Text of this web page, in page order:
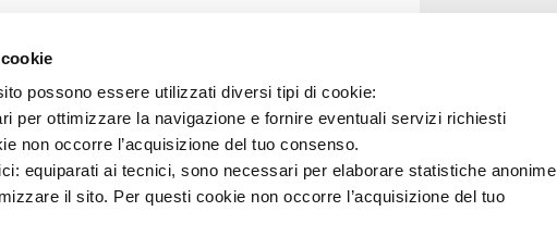
possono essere utilizzati diversi tipi di cookie:
per ottimizzare la navigazione e fornire eventuali servizi richiesti
non occorre l’acquisizione del tuo consenso.
equiparati ai tecnici, sono necessari per elaborare statistiche anonime
il sito. Per questi cookie non occorre l’acquisizione del tuo
E REG. IMPR. BO 00286900378 R.E.A. BO 5545